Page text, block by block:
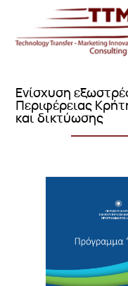
Ενίσχυση
Περιφέρειας
και δικτύωσης